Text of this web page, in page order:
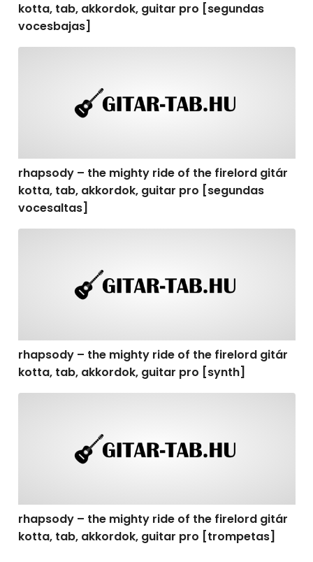
kotta, tab, akkordok, guitar pro [segundas
vocesbajas]
rhapsody – the mighty ride of the firelord gitár
kotta, tab, akkordok, guitar pro [segundas
vocesaltas]
rhapsody – the mighty ride of the firelord gitár
kotta, tab, akkordok, guitar pro [synth]
rhapsody – the mighty ride of the firelord gitár
kotta, tab, akkordok, guitar pro [trompetas]